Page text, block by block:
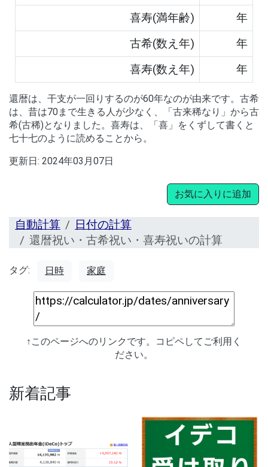
喜寿(満年齢)
年
古希(数え年)
年
喜寿(数え年)
年
還暦は、干支が一回りするのが60年なのが由来です。古希
は、昔は70まで生きる人が少なく、「古来稀なり」から古
希(古稀)となりました。喜寿は、「喜」をくずして書くと
七十七のように読めることから。
更新日: 2024年03月07日
お気に入りに追加
自動計算
日付の計算
還暦祝い・古希祝い・喜寿祝いの計算
タグ: 日時 家庭
↑このページへのリンクです。コピペしてご利用く
ださい。
新着記事